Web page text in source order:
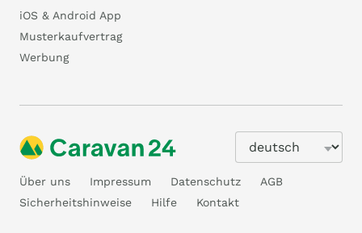
iOS & Android App
Musterkaufvertrag
Werbung
Über uns Impressum Datenschutz
AGB
Sicherheitshinweise
Hilfe Kontakt